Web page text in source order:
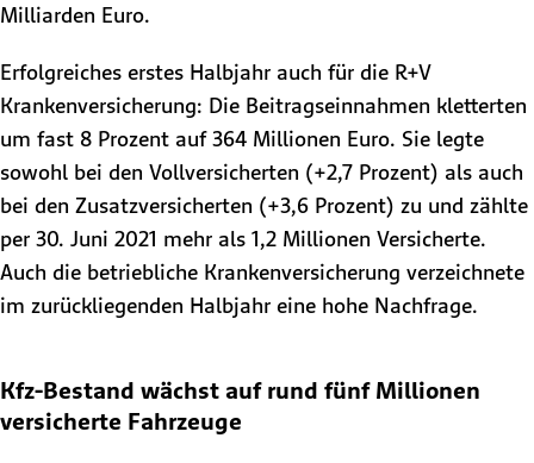
Milliarden Euro.
Erfolgreiches erstes Halbjahr auch für die R+V
Krankenversicherung: Die Beitragseinnahmen kletterten
um fast 8 Prozent auf 364 Millionen Euro. Sie legte
sowohl bei den Vollversicherten (+2,7 Prozent) als auch
bei den Zusatzversicherten (+3,6 Prozent) zu und zählte
per 30. Juni 2021 mehr als 1,2 Millionen Versicherte.
Auch die betriebliche Krankenversicherung verzeichnete
im zurückliegenden Halbjahr eine hohe Nachfrage.
Kfz-Bestand wächst auf rund fünf Millionen
versicherte Fahrzeuge